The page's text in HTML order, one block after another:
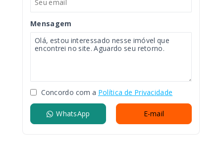
Mensagem
Concordo com a Política de Privacidade
WhatsApp E-mail